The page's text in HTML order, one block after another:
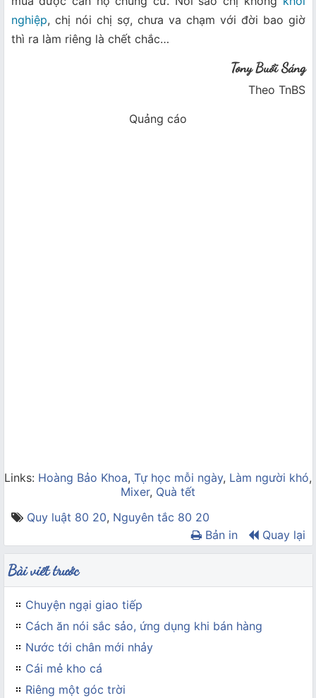
nghiệp, chị nói chị sợ, chưa va chạm với đời bao giờ
thì ra làm riêng là chết chắc…
Tony Buổi Sáng
Theo TnBS
Quảng cáo
Links: Hoàng Bảo Khoa,Tự học mỗi ngày, Làm người khó,
Mixer, Quà tết
Quy luật 80 20, Nguyên tắc 80 20
Bản in
Quay lại
Bài viết trước
Chuyện ngại giao tiếp
Cách ăn nói sắc sảo, ứng dụng khi bán hàng
Nước tới chân mới nhảy
Cái mẻ kho cá
Riêng một góc trời